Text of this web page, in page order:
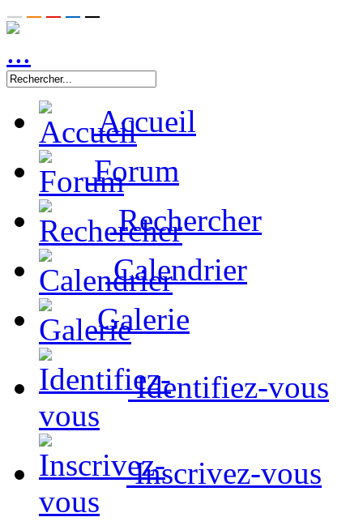
Accueil
Forum
Rechercher
Calendrier
Galerie
Identifiez-vous
Inscrivez-vous